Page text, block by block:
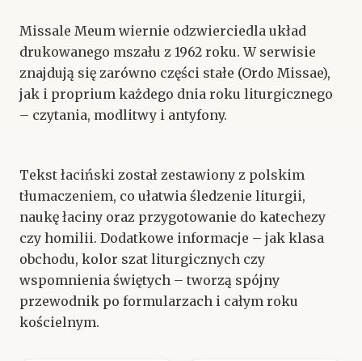
Missale Meum wiernie odzwierciedla układ
drukowanego mszału z 1962 roku. W serwisie
znajdują się zarówno części stałe (Ordo Missae),
jak i proprium każdego dnia roku liturgicznego
– czytania, modlitwy i antyfony.
Tekst łaciński został zestawiony z polskim
tłumaczeniem, co ułatwia śledzenie liturgii,
naukę łaciny oraz przygotowanie do katechezy
czy homilii. Dodatkowe informacje – jak klasa
obchodu, kolor szat liturgicznych czy
wspomnienia świętych – tworzą spójny
przewodnik po formularzach i całym roku
kościelnym.